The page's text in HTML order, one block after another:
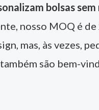
bolsas sem
nosso MOQ é
mas, às vezes,
são bem-